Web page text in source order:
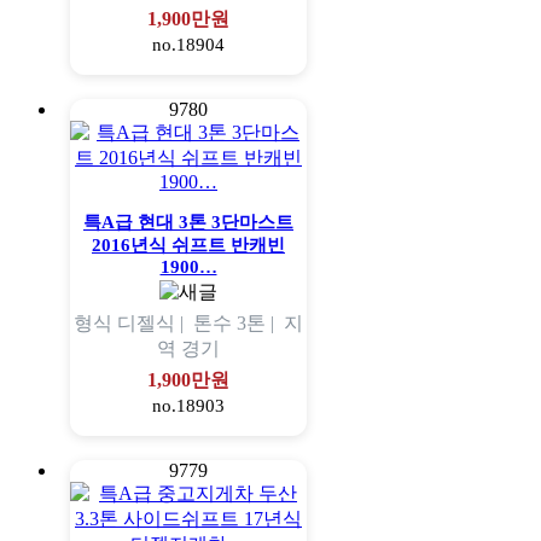
1,900만원
no.18904
9780
특A급 현대 3톤 3단마스트
2016년식 쉬프트 반캐빈
1900…
형식 디젤식 | 톤수 3톤 | 지
역 경기
1,900만원
no.18903
9779